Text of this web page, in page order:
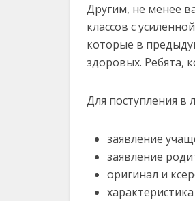
Другим, не менее
классов с
которые в
здоровых. Ребята,
Для поступления
заявление
заявление
оригинал и